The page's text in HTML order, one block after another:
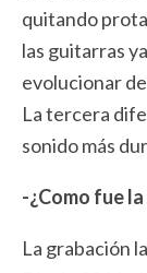
quitando
las guitarras
evolucionar
La tercera
sonido más
-¿Como fue
La grabación